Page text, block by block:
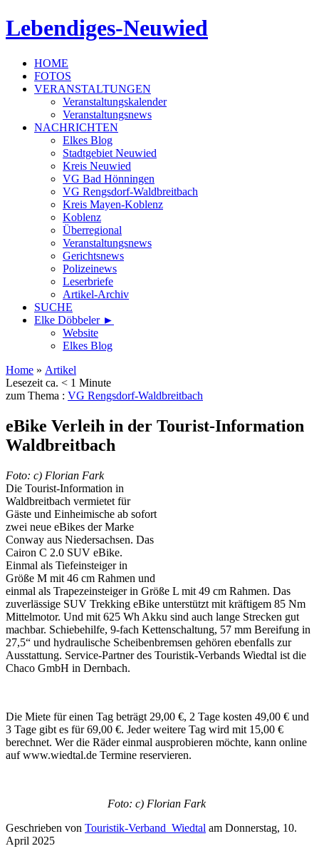
Lebendiges-Neuwied
HOME
FOTOS
VERANSTALTUNGEN
Veranstaltungskalender
Veranstaltungsnews
NACHRICHTEN
Elkes Blog
Stadtgebiet Neuwied
Kreis Neuwied
VG Bad Hönningen
VG Rengsdorf-Waldbreitbach
Kreis Mayen-Koblenz
Koblenz
Überregional
Veranstaltungsnews
Gerichtsnews
Polizeinews
Leserbriefe
Artikel-Archiv
SUCHE
Elke Döbbeler ►
Website
Elkes Blog
Home » Artikel
Lesezeit ca. < 1 Minute
zum Thema : VG Rengsdorf-Waldbreitbach
eBike Verleih in der Tourist-Information
Waldbreitbach
Foto: c) Florian Fark
Die Tourist-Information in
Waldbreitbach vermietet für
Gäste und Einheimische ab sofort
zwei neue eBikes der Marke
Conway aus Niedersachsen. Das
Cairon C 2.0 SUV eBike.
Einmal als Tiefeinsteiger in
Größe M mit 46 cm Rahmen und
einmal als Trapezeinsteiger in Größe L mit 49 cm Rahmen. Das
zuverlässige SUV Trekking eBike unterstützt mit kräftigem 85 Nm
Mittelmotor. Und mit 625 Wh Akku sind auch lange Strecken gut
machbar. Schiebehilfe, 9-fach Kettenschaltung, 57 mm Bereifung in
27,5“ und hydraulische Scheibenbremsen gehören ebenfalls zur
Ausstattung. Service-Partner des Touristik-Verbands Wiedtal ist die
Chaco GmbH in Dernbach.
Die Miete für einen Tag beträgt 29,00 €, 2 Tage kosten 49,00 € und
3 Tage gibt es für 69,00 €. Jeder weitere Tag wird mit 15,00 €
berechnet. Wer die Räder einmal ausprobieren möchte, kann online
auf www.wiedtal.de Termine reservieren.
Foto: c) Florian Fark
Geschrieben von Touristik-Verband_Wiedtal am Donnerstag, 10.
April 2025